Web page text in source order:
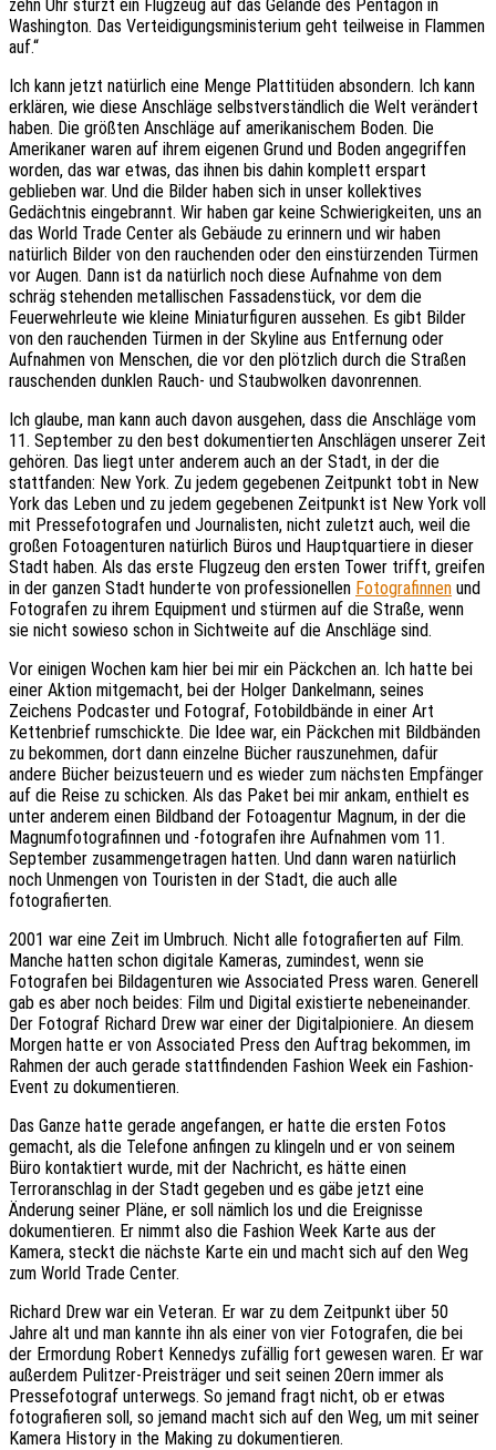
zehn Uhr stürzt ein Flugzeug auf das Gelände des Pentagon in
Washington. Das Verteidigungsministerium geht teilweise in Flammen
auf.“
Ich kann jetzt natürlich eine Menge Plattitüden absondern. Ich kann
erklären, wie diese Anschläge selbstverständlich die Welt verändert
haben. Die größten Anschläge auf amerikanischem Boden. Die
Amerikaner waren auf ihrem eigenen Grund und Boden angegriffen
worden, das war etwas, das ihnen bis dahin komplett erspart
geblieben war. Und die Bilder haben sich in unser kollektives
Gedächtnis eingebrannt. Wir haben gar keine Schwierigkeiten, uns an
das World Trade Center als Gebäude zu erinnern und wir haben
natürlich Bilder von den rauchenden oder den einstürzenden Türmen
vor Augen. Dann ist da natürlich noch diese Aufnahme von dem
schräg stehenden metallischen Fassadenstück, vor dem die
Feuerwehrleute wie kleine Miniaturfiguren aussehen. Es gibt Bilder
von den rauchenden Türmen in der Skyline aus Entfernung oder
Aufnahmen von Menschen, die vor den plötzlich durch die Straßen
rauschenden dunklen Rauch- und Staubwolken davonrennen.
Ich glaube, man kann auch davon ausgehen, dass die Anschläge vom
11. September zu den best dokumentierten Anschlägen unserer Zeit
gehören. Das liegt unter anderem auch an der Stadt, in der die
stattfanden: New York. Zu jedem gegebenen Zeitpunkt tobt in New
York das Leben und zu jedem gegebenen Zeitpunkt ist New York voll
mit Pressefotografen und Journalisten, nicht zuletzt auch, weil die
großen Fotoagenturen natürlich Büros und Hauptquartiere in dieser
Stadt haben. Als das erste Flugzeug den ersten Tower trifft, greifen
in der ganzen Stadt hunderte von professionellen Fotografinnen und
Fotografen zu ihrem Equipment und stürmen auf die Straße, wenn
sie nicht sowieso schon in Sichtweite auf die Anschläge sind.
Vor einigen Wochen kam hier bei mir ein Päckchen an. Ich hatte bei
einer Aktion mitgemacht, bei der Holger Dankelmann, seines
Zeichens Podcaster und Fotograf, Fotobildbände in einer Art
Kettenbrief rumschickte. Die Idee war, ein Päckchen mit Bildbänden
zu bekommen, dort dann einzelne Bücher rauszunehmen, dafür
andere Bücher beizusteuern und es wieder zum nächsten Empfänger
auf die Reise zu schicken. Als das Paket bei mir ankam, enthielt es
unter anderem einen Bildband der Fotoagentur Magnum, in der die
Magnumfotografinnen und -fotografen ihre Aufnahmen vom 11.
September zusammengetragen hatten. Und dann waren natürlich
noch Unmengen von Touristen in der Stadt, die auch alle
fotografierten.
2001 war eine Zeit im Umbruch. Nicht alle fotografierten auf Film.
Manche hatten schon digitale Kameras, zumindest, wenn sie
Fotografen bei Bildagenturen wie Associated Press waren. Generell
gab es aber noch beides: Film und Digital existierte nebeneinander.
Der Fotograf Richard Drew war einer der Digitalpioniere. An diesem
Morgen hatte er von Associated Press den Auftrag bekommen, im
Rahmen der auch gerade stattfindenden Fashion Week ein Fashion-
Event zu dokumentieren.
Das Ganze hatte gerade angefangen, er hatte die ersten Fotos
gemacht, als die Telefone anfingen zu klingeln und er von seinem
Büro kontaktiert wurde, mit der Nachricht, es hätte einen
Terroranschlag in der Stadt gegeben und es gäbe jetzt eine
Änderung seiner Pläne, er soll nämlich los und die Ereignisse
dokumentieren. Er nimmt also die Fashion Week Karte aus der
Kamera, steckt die nächste Karte ein und macht sich auf den Weg
zum World Trade Center.
Richard Drew war ein Veteran. Er war zu dem Zeitpunkt über 50
Jahre alt und man kannte ihn als einer von vier Fotografen, die bei
der Ermordung Robert Kennedys zufällig fort gewesen waren. Er war
außerdem Pulitzer-Preisträger und seit seinen 20ern immer als
Pressefotograf unterwegs. So jemand fragt nicht, ob er etwas
fotografieren soll, so jemand macht sich auf den Weg, um mit seiner
Kamera History in the Making zu dokumentieren.